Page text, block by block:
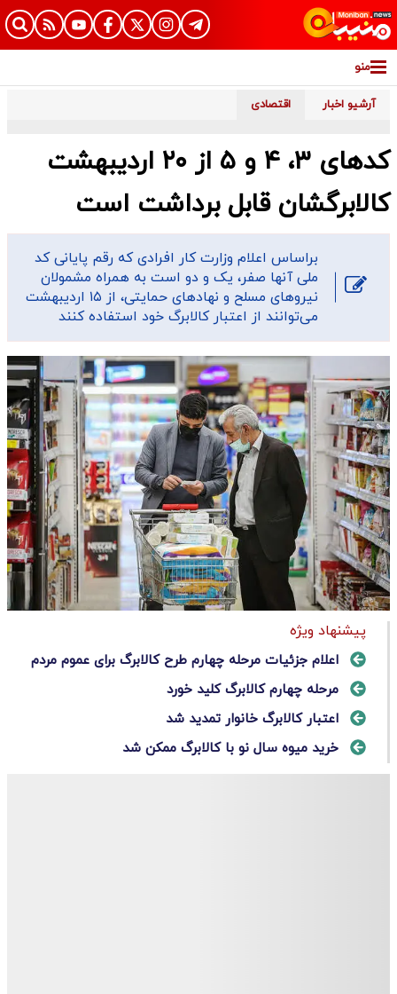
منو
آرشیو اخبار اقتصادی
کدهای ۳، ۴ و ۵ از ۲۰ اردیبهشت
کالابرگشان قابل برداشت است
​براساس اعلام وزارت کار افرادی که رقم پایانی کد
ملی آنها صفر، یک و دو است به همراه مشمولان
نیروهای مسلح و نهادهای حمایتی، از ۱۵ اردیبهشت
می‌توانند از اعتبار کالابرگ خود استفاده کنند
پیشنهاد ویژه
اعلام جزئیات مرحله چهارم طرح کالابرگ برای عموم مردم
مرحله چهارم کالابرگ کلید خورد
اعتبار کالابرگ خانوار تمدید شد
خرید میوه سال نو با کالابرگ ممکن شد